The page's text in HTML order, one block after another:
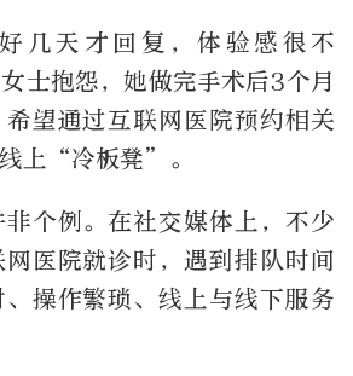
几天才回复，体验感很不
士抱怨，她做完手术后3个月
望通过互联网医院预约相关
上“冷板凳”。
个例。在社交媒体上，不少
医院就诊时，遇到排队时间
操作繁琐、线上与线下服务